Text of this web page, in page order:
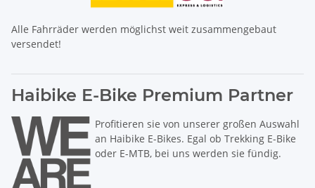
Alle Fahrräder werden möglichst weit zusammengebaut
versendet!
Haibike E-Bike Premium Partner
Profitieren sie von unserer großen Auswahl
an Haibike E-Bikes. Egal ob Trekking E-Bike
oder E-MTB, bei uns werden sie fündig.